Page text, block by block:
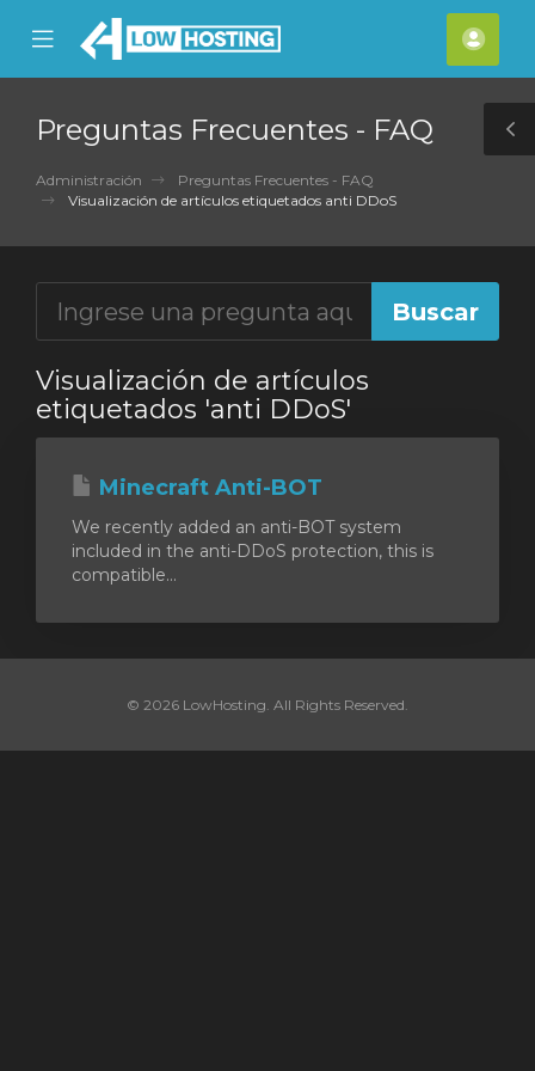
Mobile
Menu
Preguntas Frecuentes - FAQ
Administración
Preguntas Frecuentes - FAQ
Visualización de artículos etiquetados anti DDoS
Visualización de artículos
etiquetados 'anti DDoS'
Minecraft Anti-BOT
We recently added an anti-BOT system
included in the anti-DDoS protection, this is
compatible...
© 2026 LowHosting. All Rights Reserved.